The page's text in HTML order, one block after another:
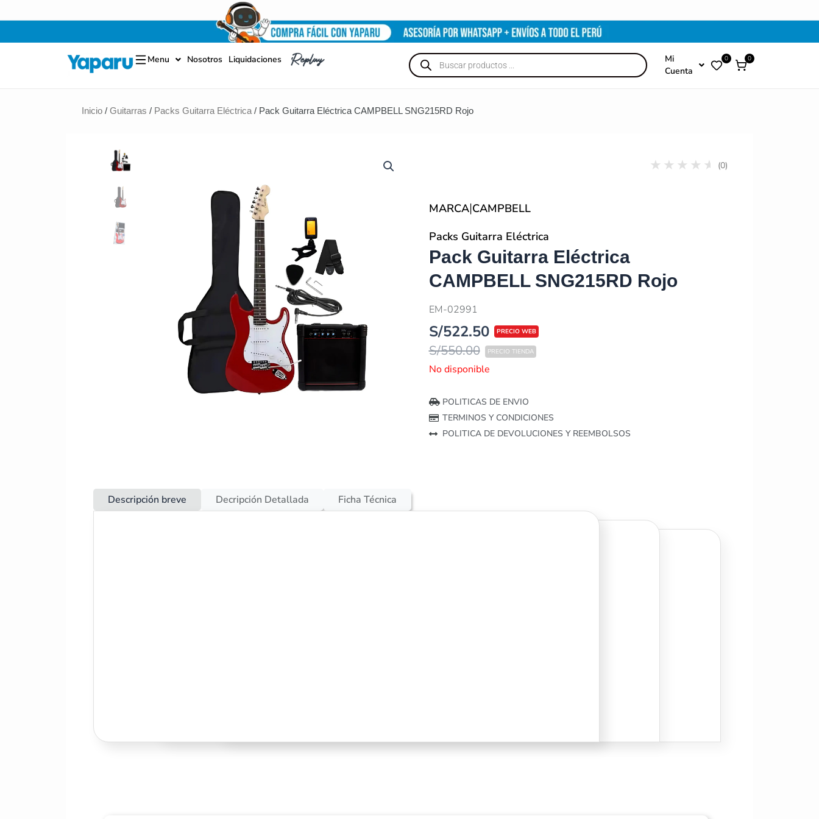
al
Menu Nosotros Liquidaciones Búsqueda
de
productos
Mi
Cuenta
0 0
Inicio /Guitarras / Packs Guitarra Eléctrica / Pack Guitarra Eléctrica CAMPBELL SNG215RD Rojo
(0)
MARCA|CAMPBELL
Packs Guitarra Eléctrica
Pack Guitarra Eléctrica
CAMPBELL SNG215RD Rojo
EM-02991
S/550.00
S/522.50
No disponible
POLITICAS DE ENVIO
TERMINOS Y CONDICIONES
POLITICA DE DEVOLUCIONES Y REEMBOLSOS
Descripción breve Decripción Detallada Ficha Técnica